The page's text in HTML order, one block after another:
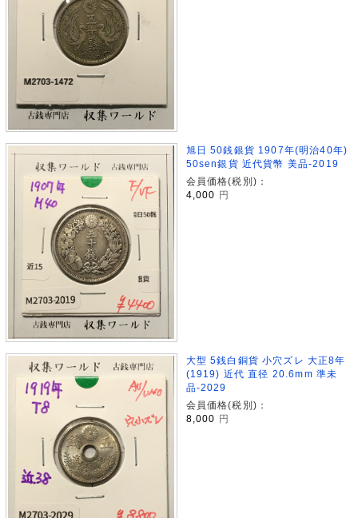
旭日 50銭銀貨 1907年(明治40年)
50sen銀貨 近代貨幣 美品-2019
会員価格(税別)：
4,000 円
大型 5銭白銅貨 小穴ズレ 大正8年
(1919) 近代 直径 20.6mm 準未
品-2029
会員価格(税別)：
8,000 円